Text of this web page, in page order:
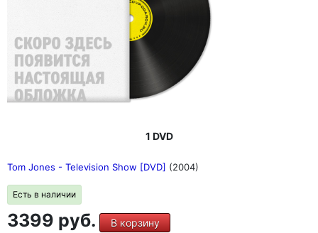
1 DVD
Tom Jones - Television Show [DVD] (2004)
Есть в наличии
3399 руб. В корзину